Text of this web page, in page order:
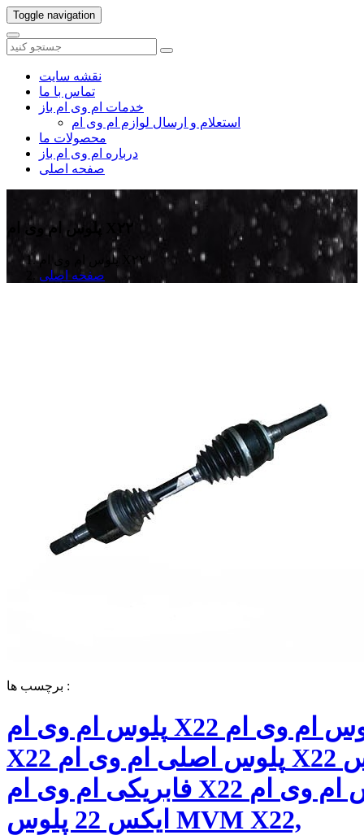
Toggle navigation
نقشه سایت
تماس با ما
خدمات ام وی ام باز
استعلام و ارسال لوازم ام وی ام
محصولات ما
درباره ام وی ام باز
صفحه اصلی
پلوس ام وی ام X۲۲
پلوس ام وی ام X۲۲
صفحه اصلی
برچسب ها :
پلوس ام وی ام X22 قیمت پلوس ام وی ام
X22 پلوس اصلی ام وی ام X22 پلوس
فابریکی ام وی ام X22 پلوس ام وی ام
ایکس 22 پلوس MVM X22,